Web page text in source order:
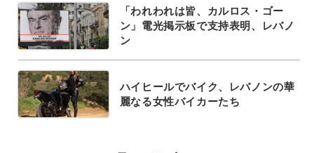
「われわれは皆、カルロス・ゴー
ン」電光掲示板で支持表明、レバノ
ン
ハイヒールでバイク、レバノンの華
麗なる女性バイカーたち